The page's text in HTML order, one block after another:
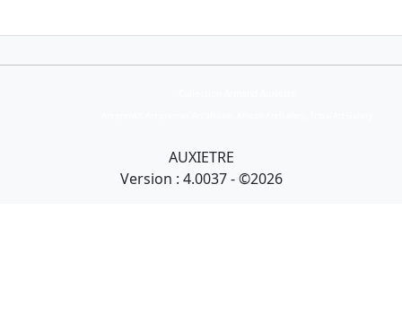
AUXIETRE
Version : 4.0037 - ©2026